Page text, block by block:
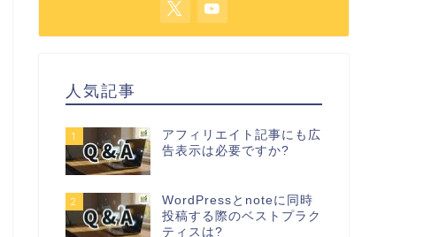
人気記事
1
アフィリエイト記事にも広
告表示は必要ですか?
2
WordPressとnoteに同時
投稿する際のベストプラク
ティスは?